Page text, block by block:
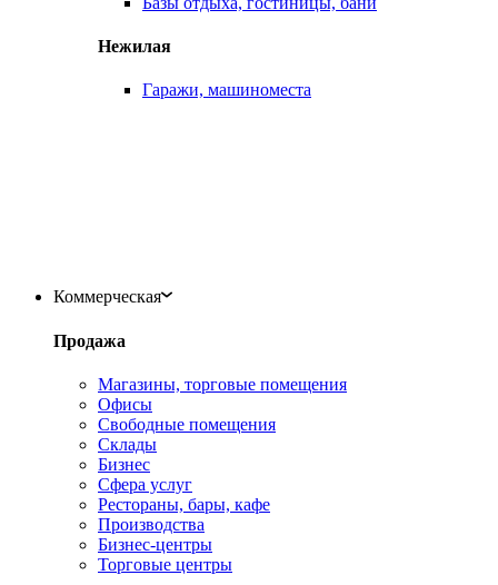
Нежилая
Гаражи, машиноместа
Коммерческая
Продажа
Магазины, торговые помещения
Офисы
Свободные помещения
Склады
Бизнес
Сфера услуг
Рестораны, бары, кафе
Производства
Бизнес-центры
Торговые центры